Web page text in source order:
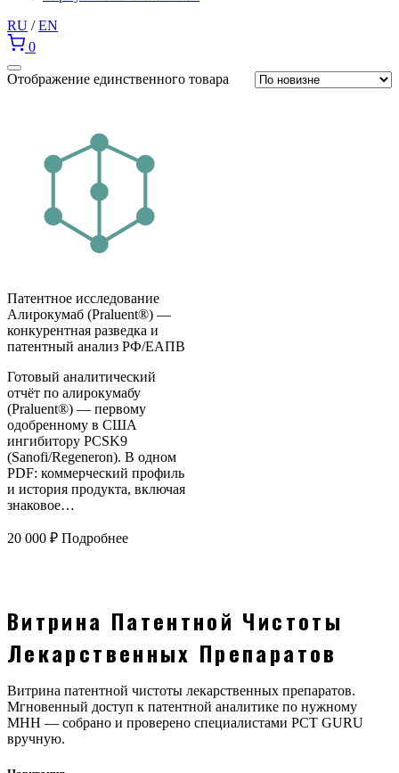
RU / EN
0
Отображение единственного товара
Патентное исследование
Алирокумаб (Praluent®) —
конкурентная разведка и
патентный анализ РФ/ЕАПВ
Готовый аналитический
отчёт по алирокумабу
(Praluent®) — первому
одобренному в США
ингибитору PCSK9
(Sanofi/Regeneron). В одном
PDF: коммерческий профиль
и история продукта, включая
знаковое…
20 000 ₽ Подробнее
Витрина Патентной Чистоты
Лекарственных Препаратов
Витрина патентной чистоты лекарственных препаратов.
Мгновенный доступ к патентной аналитике по нужному
МНН — собрано и проверено специалистами PCT GURU
вручную.